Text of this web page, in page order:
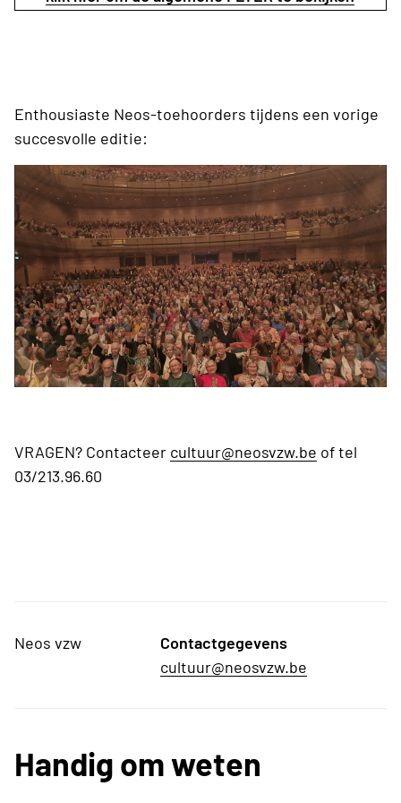
Enthousiaste Neos-toehoorders tijdens een vorige
succesvolle editie:
VRAGEN? Contacteer cultuur@neosvzw.be of tel
03/213.96.60
Neos vzw
Contactgegevens
cultuur@neosvzw.be
Handig om weten